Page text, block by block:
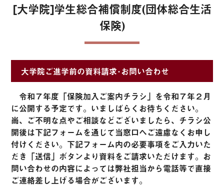
[大学院]学生総合補償制度(団体総合生活
保険)
大学院ご進学前の資料請求･お問い合わせ
令和７年度「保険加入ご案内チラシ」を令和７年２月
に公開する予定です。いましばらくお待ちください。
尚、ご不明な点やご相談などございましたら、チラシ公
開後は下記フォームを通じて当窓口へご遠慮なくお申し
付けください。下記フォーム内の必要事項をご入力いた
だき「送信」ボタンより資料をご請求いただけます。お
問い合わせの内容によっては弊社担当から電話等で直接
ご連絡差し上げる場合がございます。